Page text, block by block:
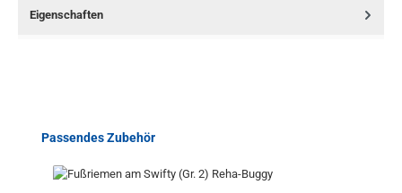
Eigenschaften
Produktgalerie überspringen
Passendes Zubehör